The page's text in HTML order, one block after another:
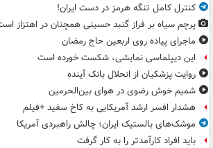
کنترل کامل تنگه هرمز در دست ایران!
پرچم سیاه بر فراز گنبد حسینی همچنان در اهتزاز
ماجرای پیاده روی اربعین حاج رمضان
این دیپلماسی نمایشی، شکست خورده است
روایت پزشکیان از انحلال بانک آینده
شمیم خوش رضوی در هوای بین‌الحرمین
هشدار افسر ارشد آمریکایی به کاخ سفید +فیلم
موشک‌های بالستیک ایران؛ چالش راهبردی آمریکا
باید افراد کارآمدتر را به کار گرفت